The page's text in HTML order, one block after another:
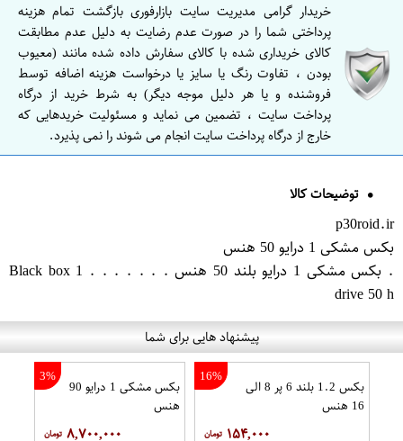
خریدار گرامی مدیریت سایت بازارفوری بازگشت تمام هزینه
پرداختی شما را در صورت عدم رضایت به دلیل عدم مطابقت
کالای خریداری شده با کالای سفارش داده شده مانند (معیوب
بودن ، تفاوت رنگ یا سایز یا درخواست هزینه اضافه توسط
فروشنده و یا هر دلیل موجه دیگر) به شرط خرید از درگاه
پرداخت سایت ، تضمین می نماید و مسئولیت خریدهایی که
خارج از درگاه پرداخت سایت انجام می شوند را نمی پذیرد.
توضیحات کالا
p30roid.ir
بکس مشکی 1 درایو 50 هنس
. بکس مشکی 1 درایو بلند 50 هنس . . . . . . . Black box 1
drive 50 h
پیشنهاد هایی برای شما
16%
بکس 1.2 بلند 6 پر 8 الی
16 هنس
۱۵۴,۰۰۰
3%
بکس مشکی 1 درایو 90
هنس
۸,۷۰۰,۰۰۰